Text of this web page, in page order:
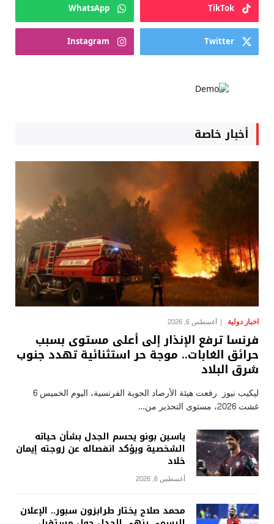
TikTok
WhatsApp
Twitter
Instagram
أخبار خاصة
اخبار دولية أغسطس 6, 2026
فرنسا ترفع الإنذار إلى أعلى مستوى بسبب
حرائق الغابات.. موجة حر استثنائية تهدد جنوب
شرق البلاد
ليكيب نيوز رفعت هيئة الأرصاد الجوية الفرنسية، اليوم الخميس 6
غشت 2026، مستوى التحذير من…
ياسين بونو يحسم الجدل بشأن حياته
الشخصية ويؤكد انفصاله عن زوجته إيمان
خلاد
أغسطس 6, 2026
محمد صلاح يختار طرابزون سبور.. الإعلان